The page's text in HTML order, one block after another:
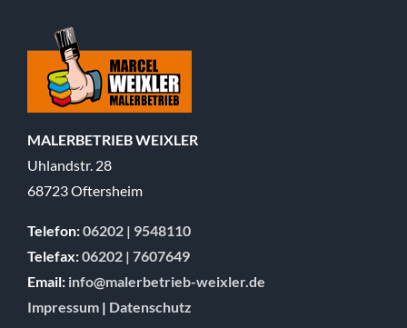
MALERBETRIEB WEIXLER
Uhlandstr. 28
68723 Oftersheim
Telefon:06202 | 9548110
Telefax:06202 | 7607649
Email: info@malerbetrieb-weixler.de
Impressum | Datenschutz